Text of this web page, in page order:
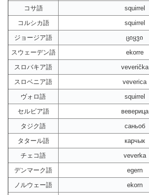
コサ語
squirrel
コルシカ語
squirrel
ジョージア語
ციყვი
スウェーデン語
ekorre
スロバキア語
veverička
スロベニア語
veverica
ヴォロ語
squirrel
セルビア語
веверица
タジク語
саньоб
タタール語
карчык
チェコ語
veverka
デンマーク語
egern
ノルウェー語
ekorn